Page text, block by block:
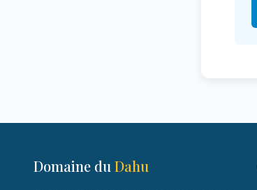
Domaine du Dahu